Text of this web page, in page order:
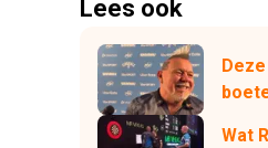
Lees ook
Wat